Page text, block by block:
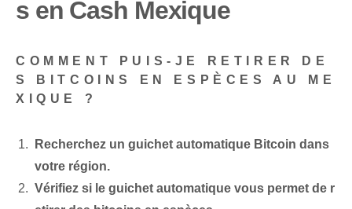
s en Cash Mexique
COMMENT PUIS-JE RETIRER DE
S BITCOINS EN ESPÈCES AU ME
XIQUE ?
Recherchez un guichet automatique Bitcoin ⁢dans⁤
votre région.
Vérifiez si le guichet automatique vous permet de r